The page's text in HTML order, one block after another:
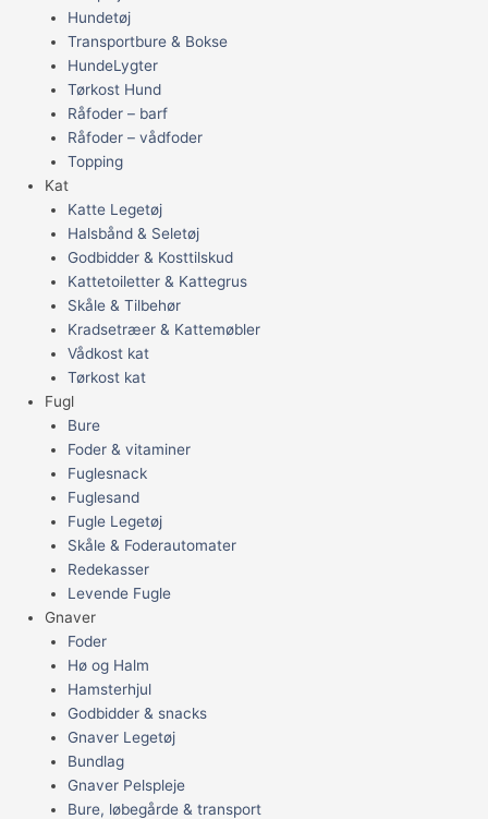
Hundetøj
Transportbure & Bokse
HundeLygter
Tørkost Hund
Råfoder – barf
Råfoder – vådfoder
Topping
Kat
Katte Legetøj
Halsbånd & Seletøj
Godbidder & Kosttilskud
Kattetoiletter & Kattegrus
Skåle & Tilbehør
Kradsetræer & Kattemøbler
Vådkost kat
Tørkost kat
Fugl
Bure
Foder & vitaminer
Fuglesnack
Fuglesand
Fugle Legetøj
Skåle & Foderautomater
Redekasser
Levende Fugle
Gnaver
Foder
Hø og Halm
Hamsterhjul
Godbidder & snacks
Gnaver Legetøj
Bundlag
Gnaver Pelspleje
Bure, løbegårde & transport